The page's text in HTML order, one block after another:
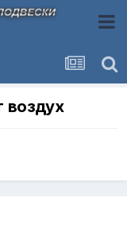
воздух